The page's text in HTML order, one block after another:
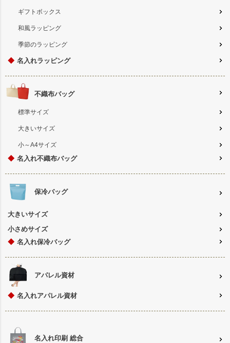
ギフトボックス
和風ラッピング
季節のラッピング
◆ 名入れラッピング
不織布バッグ
標準サイズ
大きいサイズ
小～A4サイズ
◆ 名入れ不織布バッグ
保冷バッグ
大きいサイズ
小さめサイズ
◆ 名入れ保冷バッグ
アパレル資材
◆ 名入れアパレル資材
名入れ印刷 総合